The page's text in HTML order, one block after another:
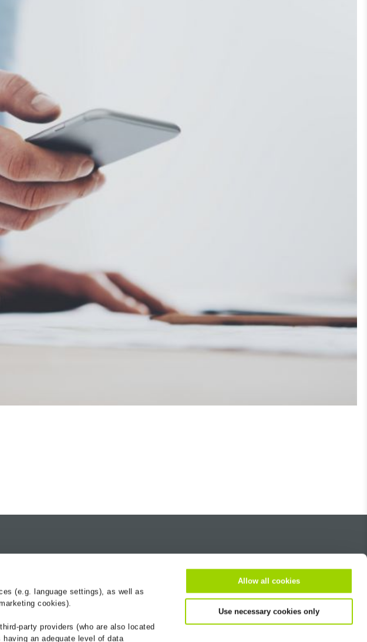
(e.g. language settings), as well as
cookies).
party providers (who are also located
an adequate level of data
Allow all cookies
Use necessary cookies only
Service-Center
Referenzen
Kontakt
Standortsuche